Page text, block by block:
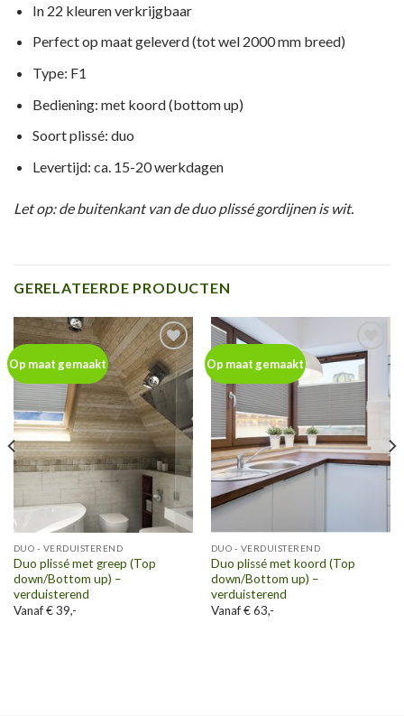
In 22 kleuren verkrijgbaar
Perfect op maat geleverd (tot wel 2000 mm breed)
Type: F1
Bediening: met koord (bottom up)
Soort plissé: duo
Levertijd: ca. 15-20 werkdagen
Let op: de buitenkant van de duo plissé gordijnen is wit.
GERELATEERDE PRODUCTEN
Op maat gemaakt
Toevoegen
aan
wenslijst
DUO - VERDUISTEREND
Duo plissé met greep (Top
down/Bottom up) –
verduisterend
Vanaf € 39,-
Op maat gemaakt
Toevoegen
aan
wenslijst
DUO - VERDUISTEREND
Duo plissé met koord (Top
down/Bottom up) –
verduisterend
Vanaf € 63,-